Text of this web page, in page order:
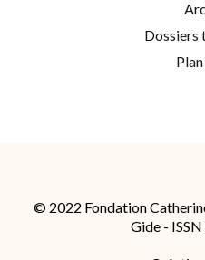
Dossiers
© 2022 Fondation
Gide -